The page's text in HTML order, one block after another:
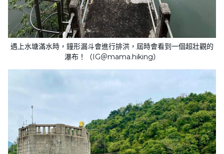
遇上水塘滿水時，鐘形漏斗會進行排洪，屆時會看到一個超壯觀的
瀑布！（IG＠mama.hiking）